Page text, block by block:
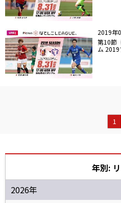
2019年
第10節
ム
1
年別:
2026年